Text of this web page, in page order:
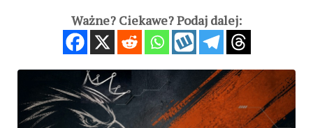
Ważne? Ciekawe? Podaj dalej: